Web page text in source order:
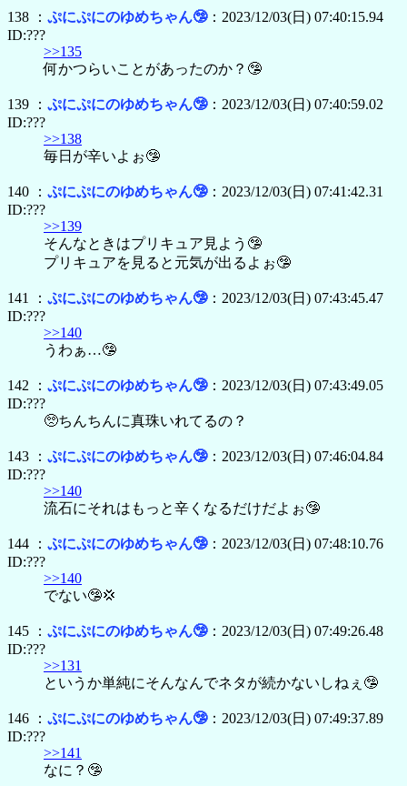
138 ： ぷにぷにのゆめちゃん🤥：2023/12/03(日) 07:40:15.94
ID:???
>>135
何かつらいことがあったのか？🤥
139 ： ぷにぷにのゆめちゃん🤥：2023/12/03(日) 07:40:59.02
ID:???
>>138
毎日が辛いよぉ🤥
140 ： ぷにぷにのゆめちゃん🤥：2023/12/03(日) 07:41:42.31
ID:???
>>139
そんなときはプリキュア見よう🤥
プリキュアを見ると元気が出るよぉ🤥
141 ： ぷにぷにのゆめちゃん🤥：2023/12/03(日) 07:43:45.47
ID:???
>>140
うわぁ…🤥
142 ： ぷにぷにのゆめちゃん🤥：2023/12/03(日) 07:43:49.05
ID:???
🥺ちんちんに真珠いれてるの？
143 ： ぷにぷにのゆめちゃん🤥：2023/12/03(日) 07:46:04.84
ID:???
>>140
流石にそれはもっと辛くなるだけだよぉ🤥
144 ： ぷにぷにのゆめちゃん🤥：2023/12/03(日) 07:48:10.76
ID:???
>>140
でない🤥💢
145 ： ぷにぷにのゆめちゃん🤥：2023/12/03(日) 07:49:26.48
ID:???
>>131
というか単純にそんなんでネタが続かないしねぇ🤥
146 ： ぷにぷにのゆめちゃん🤥：2023/12/03(日) 07:49:37.89
ID:???
>>141
なに？🤥